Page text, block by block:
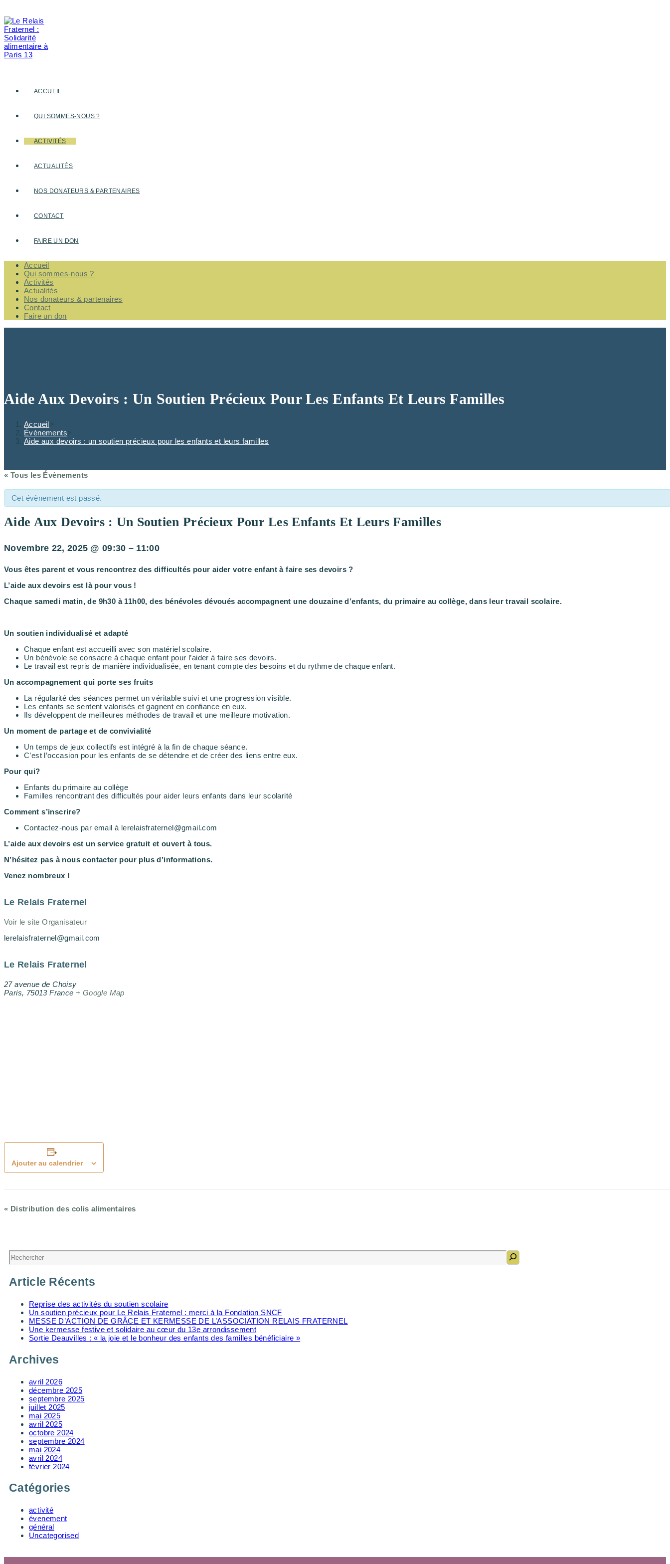
to
content
ACCUEIL
QUI SOMMES-NOUS ?
ACTIVITÉS
ACTUALITÉS
NOS DONATEURS & PARTENAIRES
CONTACT
FAIRE UN DON
Accueil
Qui sommes-nous ?
Activités
Actualités
Nos donateurs & partenaires
Contact
Faire un don
Aide Aux Devoirs : Un Soutien Précieux Pour Les Enfants Et Leurs Familles
Accueil>
Évènements>
Aide aux devoirs : un soutien précieux pour les enfants et leurs familles
« Tous les Évènements
Cet évènement est passé.
Aide Aux Devoirs : Un Soutien Précieux Pour Les Enfants Et Leurs Familles
Novembre 22, 2025 @09:30 – 11:00
Vous êtes parent et vous rencontrez des difficultés pour aider votre enfant à faire ses devoirs ?
L’aide aux devoirs est là pour vous !
Chaque samedi matin, de 9h30 à 11h00, des bénévoles dévoués accompagnent une douzaine d’enfants, du primaire au collège, dans leur travail scolaire.
Un soutien individualisé et adapté
Chaque enfant est accueilli avec son matériel scolaire.
Un bénévole se consacre à chaque enfant pour l’aider à faire ses devoirs.
Le travail est repris de manière individualisée, en tenant compte des besoins et du rythme de chaque enfant.
Un accompagnement qui porte ses fruits
La régularité des séances permet un véritable suivi et une progression visible.
Les enfants se sentent valorisés et gagnent en confiance en eux.
Ils développent de meilleures méthodes de travail et une meilleure motivation.
Un moment de partage et de convivialité
Un temps de jeux collectifs est intégré à la fin de chaque séance.
C’est l’occasion pour les enfants de se détendre et de créer des liens entre eux.
Pour qui?
Enfants du primaire au collège
Familles rencontrant des difficultés pour aider leurs enfants dans leur scolarité
Comment s’inscrire?
Contactez-nous par email à lerelaisfraternel@gmail.com
L’aide aux devoirs est un service gratuit et ouvert à tous.
N’hésitez pas à nous contacter pour plus d’informations.
Venez nombreux !
Le Relais Fraternel
Voir le site Organisateur
lerelaisfraternel@gmail.com
Le Relais Fraternel
27 avenue de Choisy
Paris, 75013 France + Google Map
Ajouter au calendrier
Navigation
« Distribution des colis alimentaires
Rechercher
Article Récents
Reprise des activités du soutien scolaire
Un soutien précieux pour Le Relais Fraternel : merci à la Fondation SNCF
MESSE D’ACTION DE GRÂCE ET KERMESSE DE L’ASSOCIATION RELAIS FRATERNEL
Une kermesse festive et solidaire au cœur du 13e arrondissement
Sortie Deauvilles : « la joie et le bonheur des enfants des familles bénéficiaire »
Archives
avril 2026
décembre 2025
septembre 2025
juillet 2025
mai 2025
avril 2025
octobre 2024
septembre 2024
mai 2024
avril 2024
février 2024
Catégories
activité
évenement
général
Uncategorised